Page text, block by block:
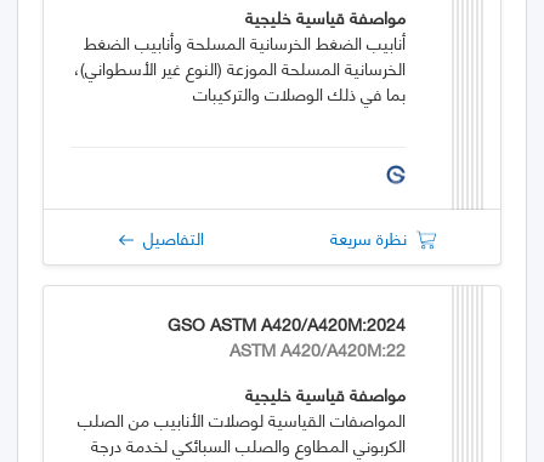
مواصفة قياسية خليجية
أنابيب الضغط الخرسانية المسلحة وأنابيب الضغط
الخرسانية المسلحة الموزعة (النوع غير الأسطواني)،
بما في ذلك الوصلات والتركيبات
نظرة سريعة التفاصيل
GSO ASTM A420/A420M:2024
ASTM A420/A420M:22
مواصفة قياسية خليجية
المواصفات القياسية لوصلات الأنابيب من الصلب
الكربوني المطاوع والصلب السبائكي لخدمة درجة